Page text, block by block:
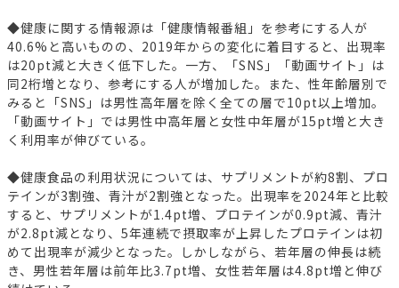
◆健康に関する情報源は「健康情報番組」を参考にする人が
40.6%と高いものの、2019年からの変化に着目すると、出現率
は20pt減と大きく低下した。一方、「SNS」「動画サイト」は
同2桁増となり、参考にする人が増加した。また、性年齢層別で
みると「SNS」は男性高年層を除く全ての層で10pt以上増加。
「動画サイト」では男性中高年層と女性中年層が15pt増と大き
く利用率が伸びている。
◆健康食品の利用状況については、サプリメントが約8割、プロ
テインが3割強、青汁が2割強となった。出現率を2024年と比較
すると、サプリメントが1.4pt増、プロテインが0.9pt減、青汁
が2.8pt減となり、5年連続で摂取率が上昇したプロテインは初
めて出現率が減少となった。しかしながら、若年層の伸長は続
き、男性若年層は前年比3.7pt増、女性若年層は4.8pt増と伸び